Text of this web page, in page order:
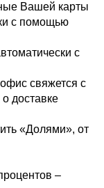
Вашей карты
с помощью
с
свяжется с
доставке
«Долями», от
–